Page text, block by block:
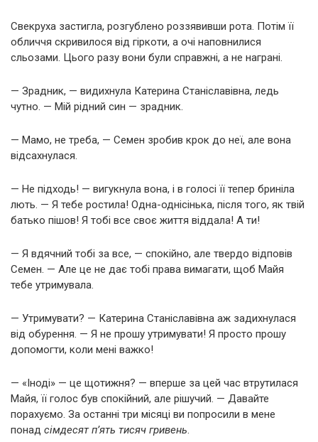
Свекруха застигла, розгублено роззявивши рота. Потім її
обличчя скривилося від гіркоти, а очі наповнилися
сльозами. Цього разу вони були справжні, а не награні.
— Зрадник, — видихнула Катерина Станіславівна, ледь
чутно. — Мій рідний син — зрадник.
— Мамо, не треба, — Семен зробив крок до неї, але вона
відсахнулася.
— Не підходь! — вигукнула вона, і в голосі її тепер бриніла
лють. — Я тебе ростила! Одна-однісінька, після того, як твій
батько пішов! Я тобі все своє життя віддала! А ти!
— Я вдячний тобі за все, — спокійно, але твердо відповів
Семен. — Але це не дає тобі права вимагати, щоб Майя
тебе утримувала.
— Утримувати? — Катерина Станіславівна аж задихнулася
від обурення. — Я не прошу утримувати! Я просто прошу
допомогти, коли мені важко!
— «Іноді» — це щотижня? — вперше за цей час втрутилася
Майя, її голос був спокійний, але рішучий. — Давайте
порахуємо. За останні три місяці ви попросили в мене
понад сімдесят п’ять тисяч гривень.